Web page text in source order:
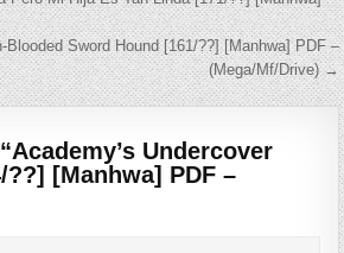
Blooded Sword Hound [161/??] [Manhwa] PDF –
(Mega/Mf/Drive) →
Academy’s Undercover
[Manhwa] PDF –